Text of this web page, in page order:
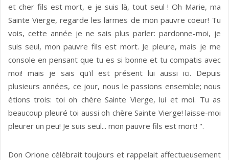
et cher fils est mort, e je suis là, tout seul ! Oh Marie, ma
Sainte Vierge, regarde les larmes de mon pauvre coeur! Tu
vois, cette année je ne sais plus parler: pardonne-moi, je
suis seul, mon pauvre fils est mort. Je pleure, mais je me
console en pensant que tu es si bonne et tu compatis avec
moi! mais je sais qu'il est présent lui aussi ici. Depuis
plusieurs années, ce jour, nous le passions ensemble; nous
étions trois: toi oh chère Sainte Vierge, lui et moi. Tu as
beaucoup pleuré toi aussi oh chère Sainte Vierge! laisse-moi
pleurer un peu! Je suis seul... mon pauvre fils est mort! ".
Don Orione célébrait toujours et rappelait affectueusement